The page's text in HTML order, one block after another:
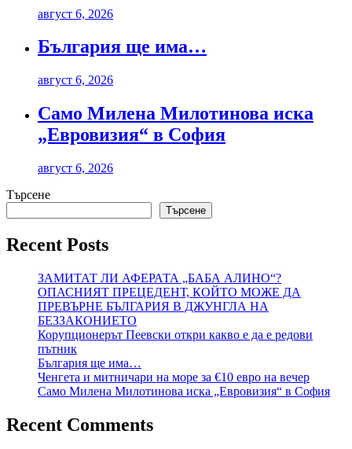
август 6, 2026
България ще има…
август 6, 2026
Само Милена Милотинова иска
„Евровизия“ в София
август 6, 2026
Търсене
Търсене
Recent Posts
ЗАМИТАТ ЛИ АФЕРАТА „БАБА АЛИНО“?
ОПАСНИЯТ ПРЕЦЕДЕНТ, КОЙТО МОЖЕ ДА
ПРЕВЪРНЕ БЪЛГАРИЯ В ДЖУНГЛА НА
БЕЗЗАКОНИЕТО
Корупционерът Пеевски откри какво е да е редови
пътник
България ще има…
Ченгета и митничари на море за €10 евро на вечер
Само Милена Милотинова иска „Евровизия“ в София
Recent Comments